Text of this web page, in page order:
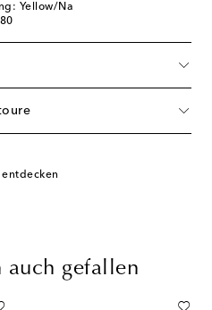
Yellow/Na
entdecken
auch gefallen